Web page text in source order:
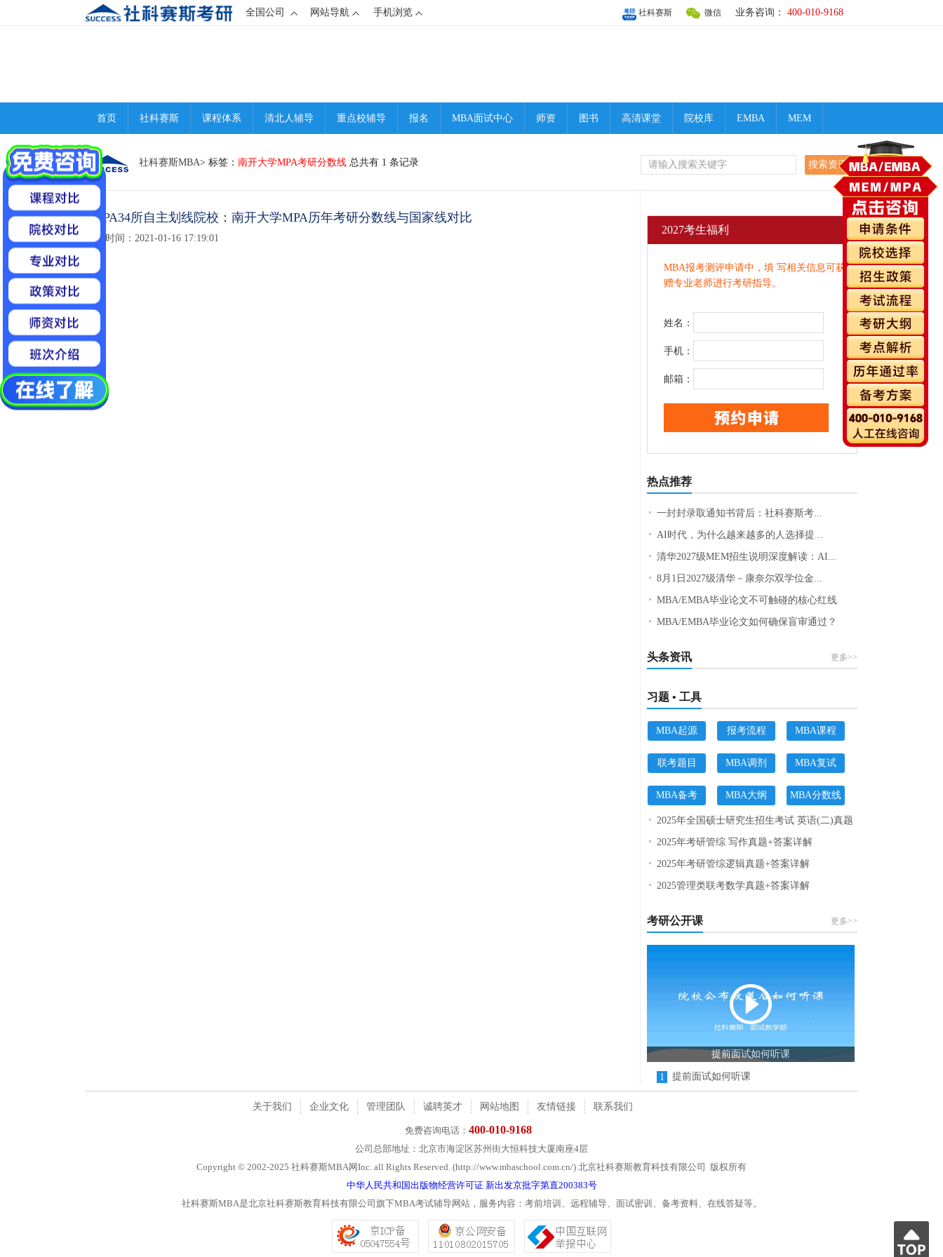
全国公司 网站导航 手机浏览 业务咨询： 400-010-9168
微信
社科赛斯
首页 社科赛斯 课程体系 清北人辅导 重点校辅导 报名 MBA面试中心 师资 图书 高清课堂 院校库 EMBA MEM
社科赛斯MBA> 标签： 南开大学MPA考研分数线 总共有 1 条记录
1MPA34所自主划线院校：南开大学MPA历年考研分数线与国家线对比
发布时间：2021-01-16 17:19:01
2027考生福利
MBA报考测评申请中，填 写相关信息可获
赠专业老师进行考研指导。
姓名：
手机：
邮箱：
热点推荐
一封封录取通知书背后：社科赛斯考...
AI时代，为什么越来越多的人选择提...
清华2027级MEM招生说明深度解读：AI...
8月1日2027级清华－康奈尔双学位金...
MBA/EMBA毕业论文不可触碰的核心红线
MBA/EMBA毕业论文如何确保盲审通过？
头条资讯 更多>>
习题 • 工具
MBA起源 报考流程 MBA课程
联考题目 MBA调剂 MBA复试
MBA备考 MBA大纲 MBA分数线
2025年全国硕士研究生招生考试 英语(二)真题
2025年考研管综 写作真题+答案详解
2025年考研管综逻辑真题+答案详解
2025管理类联考数学真题+答案详解
考研公开课 更多>>
提前面试如何听课
1 提前面试如何听课
关于我们 企业文化 管理团队 诚聘英才 网站地图 友情链接 联系我们
免费咨询电话： 400-010-9168
公司总部地址：北京市海淀区苏州街大恒科技大厦南座4层
Copyright © 2002-2025 社科赛斯MBA网Inc. all Rights Reserved. (http://www.mbaschool.com.cn/) 北京社科赛斯教育科技有限公司 版权所有
中华人民共和国出版物经营许可证 新出发京批字第直200383号
社科赛斯MBA是北京社科赛斯教育科技有限公司旗下MBA考试辅导网站，服务内容：考前培训、远程辅导、面试密训、备考资料、在线答疑等。